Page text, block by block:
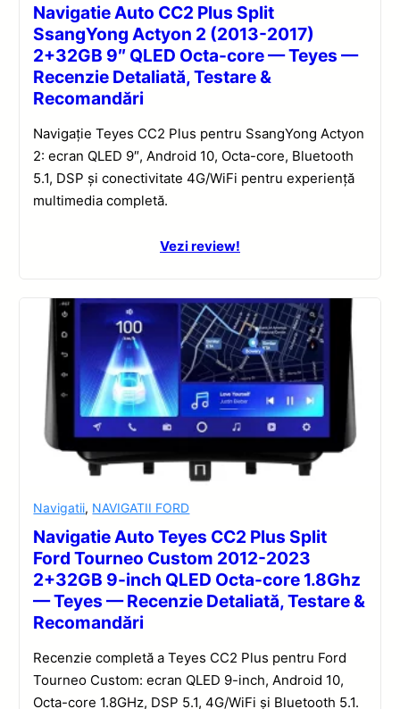
Navigatie Auto CC2 Plus Split
SsangYong Actyon 2 (2013-2017)
2+32GB 9″ QLED Octa-core — Teyes —
Recenzie Detaliată, Testare &
Recomandări
Navigație Teyes CC2 Plus pentru SsangYong Actyon
2: ecran QLED 9″, Android 10, Octa-core, Bluetooth
5.1, DSP și conectivitate 4G/WiFi pentru experiență
multimedia completă.
Vezi review!
Navigatii, NAVIGATII FORD
Navigatie Auto Teyes CC2 Plus Split
Ford Tourneo Custom 2012-2023
2+32GB 9-inch QLED Octa-core 1.8Ghz
— Teyes — Recenzie Detaliată, Testare &
Recomandări
Recenzie completă a Teyes CC2 Plus pentru Ford
Tourneo Custom: ecran QLED 9-inch, Android 10,
Octa-core 1.8GHz, DSP 5.1, 4G/WiFi și Bluetooth 5.1.